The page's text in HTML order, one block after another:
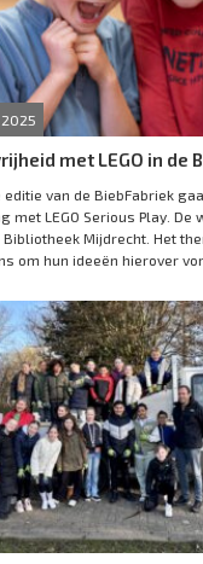
met LEGO in de
van de BiebFabriek
met LEGO Serious Play.
Mijdrecht. Het
om hun ideeën hierover